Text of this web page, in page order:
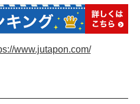
www.jutapon.com/